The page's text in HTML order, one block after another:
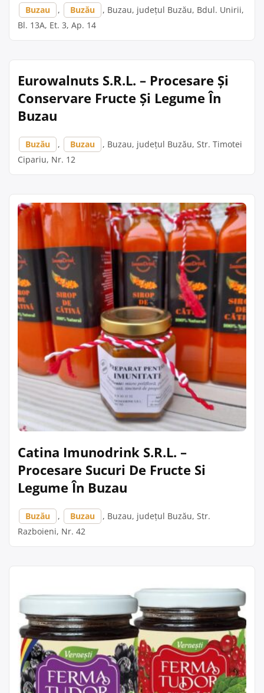
Buzau , Buzău
, Buzau, județul Buzău, Bdul. Unirii,
Bl. 13A, Et. 3, Ap. 14
Eurowalnuts S.R.L. – Procesare Și
Conservare Fructe Și Legume În
Buzau
Buzău , Buzau
, Buzau, județul Buzău, Str. Timotei
Cipariu, Nr. 12
Catina Imunodrink S.R.L. –
Procesare Sucuri De Fructe Si
Legume În Buzau
Buzău , Buzau
, Buzau, județul Buzău, Str.
Razboieni, Nr. 42